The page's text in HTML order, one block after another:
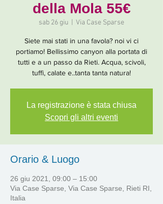
della Mola 55€
sab 26 giu Via Case Sparse
Siete mai stati in una favola? noi vi ci
portiamo! Bellissimo canyon alla portata di
tutti e a un passo da Rieti. Acqua, scivoli,
tuffi, calate e..tanta tanta natura!
La registrazione è stata chiusa
Scopri gli altri eventi
Orario & Luogo
26 giu 2021, 09:00 – 15:00
Via Case Sparse, Via Case Sparse, Rieti RI,
Italia